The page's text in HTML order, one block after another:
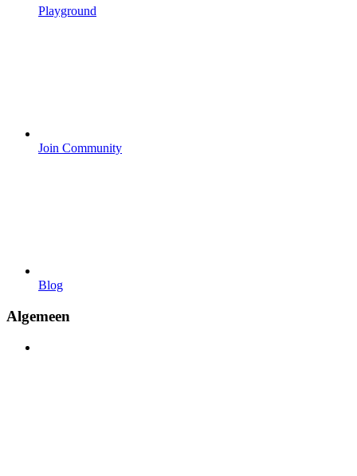
Playground
Join Community
Blog
Algemeen